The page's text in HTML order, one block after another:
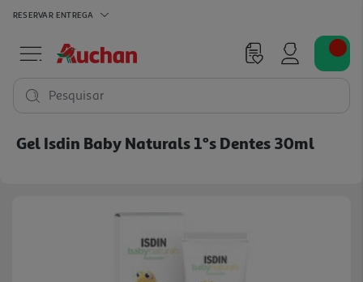
RESERVAR ENTREGA
Pesquisar
Gel Isdin Baby Naturals 1ºs Dentes 30ml